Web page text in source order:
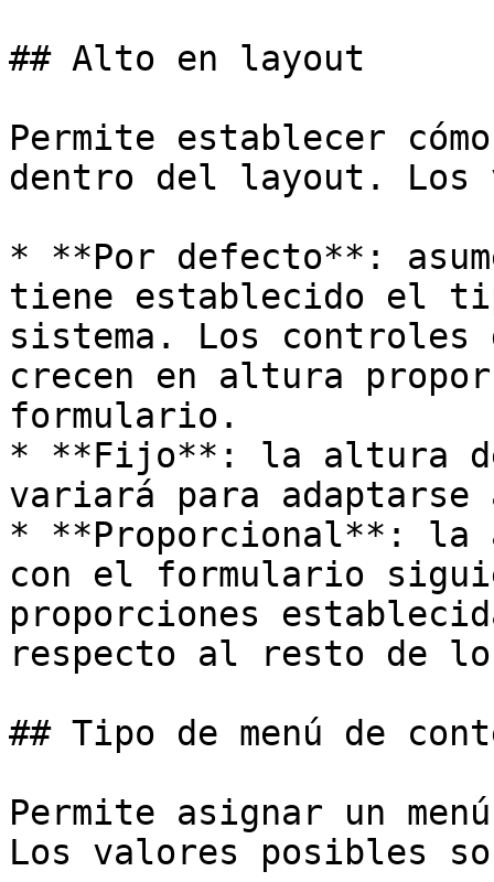
## Alto en layout
Permite establecer
dentro del layout. Los
* **Por defecto**:
tiene establecido el
sistema. Los
crecen en altura
formulario.
* **Fijo**: la altura
variará para
* **Proporcional**: la
con el formulario
proporciones
respecto al resto de
## Tipo de menú de
Permite asignar un
Los valores posibles